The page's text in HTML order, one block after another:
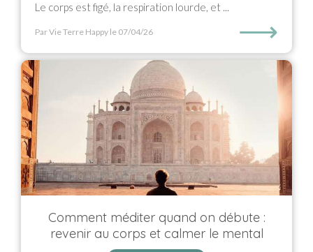
Le corps est figé, la respiration lourde, et ...
Par Vie Terre Happy le 07/04/26 ⟶
Comment méditer quand on débute :
revenir au corps et calmer le mental